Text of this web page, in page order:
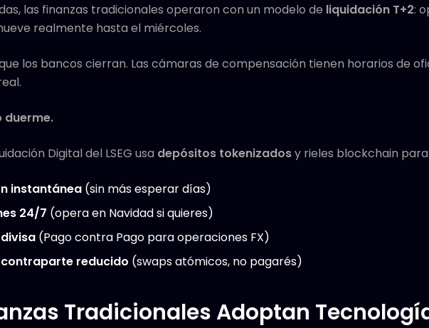
las finanzas tradicionales operaron con un modelo de liquidación T+2:
realmente hasta el miércoles.
los bancos cierran. Las cámaras de compensación tienen horarios de
duerme.
Digital del LSEG usa depósitos tokenizadosy rieles blockchain
instantánea (sin más esperar días)
24/7 (opera en Navidad si quieres)
(Pago contra Pago para operaciones FX)
contraparte reducido (swaps atómicos, no pagarés)
Tradicionales Adoptan